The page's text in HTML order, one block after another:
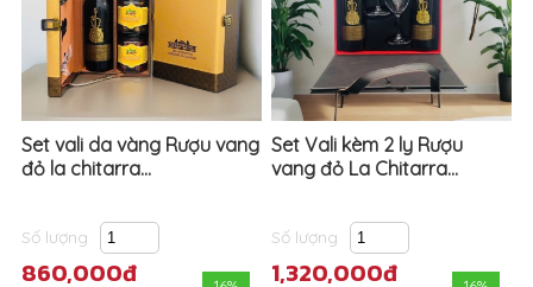
Set vali da vàng Rượu vang
đỏ la chitarra...
Số lượng
860,000đ
Set Vali kèm 2 ly Rượu
vang đỏ La Chitarra...
Số lượng
1,320,000đ